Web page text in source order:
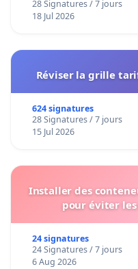
28 Signatures / 7 jours
18 Jul 2026
Réviser la grille
624 signatures
28 Signatures / 7 jours
15 Jul 2026
Installer des
pour éviter
24 signatures
24 Signatures / 7 jours
6 Aug 2026